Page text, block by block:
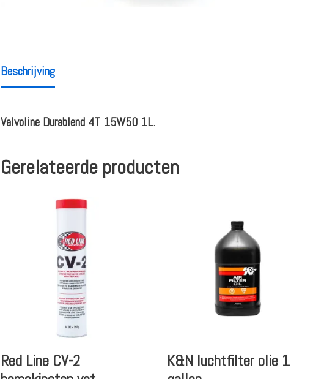
Beschrijving
Valvoline Durablend 4T 15W50 1L.
Gerelateerde producten
Red Line CV-2
K&N luchtfilter olie 1